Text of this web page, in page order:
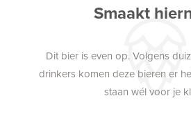
Smaakt
Dit bier is even op. Volgens
drinkers komen deze bieren er
staan wél voor je